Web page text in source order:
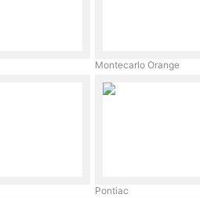
Montecarlo Orange
Pontiac